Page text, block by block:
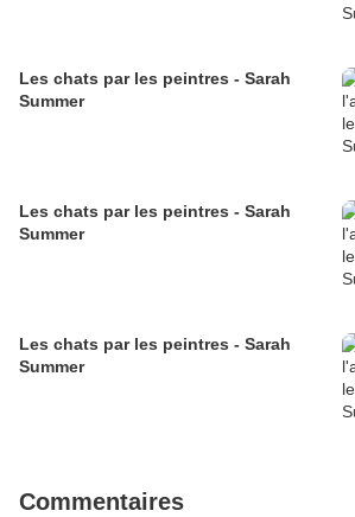
Les chats par les peintres - Sarah
Summer
Les chats par les peintres - Sarah
Summer
Les chats par les peintres - Sarah
Summer
Commentaires